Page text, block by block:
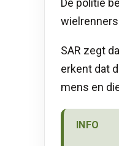
De politie
SAR zegt
erkent dat
mens en
INFO